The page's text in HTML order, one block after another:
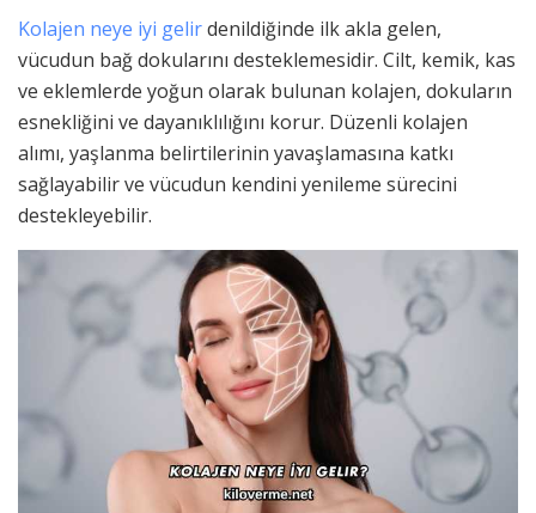
Kolajen neye iyi gelirdenildiğinde ilk akla gelen,
vücudun bağ dokularını desteklemesidir. Cilt, kemik, kas
ve eklemlerde yoğun olarak bulunan kolajen, dokuların
esnekliğini ve dayanıklılığını korur. Düzenli kolajen
alımı, yaşlanma belirtilerinin yavaşlamasına katkı
sağlayabilir ve vücudun kendini yenileme sürecini
destekleyebilir.